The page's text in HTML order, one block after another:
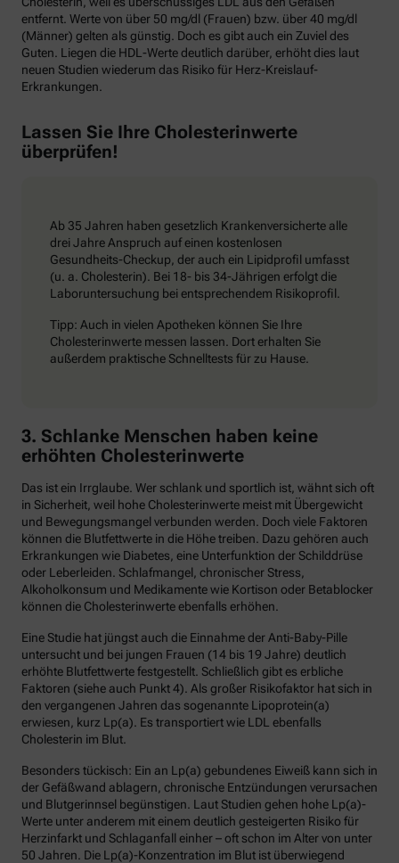
entfernt. Werte von über 50 mg/dl (Frauen) bzw. über 40 mg/dl
(Männer) gelten als günstig. Doch es gibt auch ein Zuviel des
Guten. Liegen die HDL-Werte deutlich darüber, erhöht dies laut
neuen Studien wiederum das Risiko für Herz-Kreislauf-
Erkrankungen.
Lassen Sie Ihre Cholesterinwerte
überprüfen!
Ab 35 Jahren haben gesetzlich Krankenversicherte alle
drei Jahre Anspruch auf einen kostenlosen
Gesundheits-Checkup, der auch ein Lipidprofil umfasst
(u. a. Cholesterin). Bei 18- bis 34-Jährigen erfolgt die
Laboruntersuchung bei entsprechendem Risikoprofil.
Tipp: Auch in vielen Apotheken können Sie Ihre
Cholesterinwerte messen lassen. Dort erhalten Sie
außerdem praktische Schnelltests für zu Hause.
3. Schlanke Menschen haben keine
erhöhten Cholesterinwerte
Das ist ein Irrglaube. Wer schlank und sportlich ist, wähnt sich oft
in Sicherheit, weil hohe Cholesterinwerte meist mit Übergewicht
und Bewegungsmangel verbunden werden. Doch viele Faktoren
können die Blutfettwerte in die Höhe treiben. Dazu gehören auch
Erkrankungen wie Diabetes, eine Unterfunktion der Schilddrüse
oder Leberleiden. Schlafmangel, chronischer Stress,
Alkoholkonsum und Medikamente wie Kortison oder Betablocker
können die Cholesterinwerte ebenfalls erhöhen.
Eine Studie hat jüngst auch die Einnahme der Anti-Baby-Pille
untersucht und bei jungen Frauen (14 bis 19 Jahre) deutlich
erhöhte Blutfettwerte festgestellt. Schließlich gibt es erbliche
Faktoren (siehe auch Punkt 4). Als großer Risikofaktor hat sich in
den vergangenen Jahren das sogenannte Lipoprotein(a)
erwiesen, kurz Lp(a). Es transportiert wie LDL ebenfalls
Cholesterin im Blut.
Besonders tückisch: Ein an Lp(a) gebundenes Eiweiß kann sich in
der Gefäßwand ablagern, chronische Entzündungen verursachen
und Blutgerinnsel begünstigen. Laut Studien gehen hohe Lp(a)-
Werte unter anderem mit einem deutlich gesteigerten Risiko für
Herzinfarkt und Schlaganfall einher – oft schon im Alter von unter
50 Jahren. Die Lp(a)-Konzentration im Blut ist überwiegend